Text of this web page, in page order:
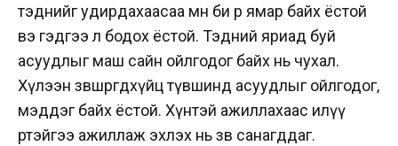
тэднийг удирдахаасаа өмнө би өөрөө ямар байх ёстой
вэ гэдгээ л бодох ёстой. Тэдний яриад буй
асуудлыг маш сайн ойлгодог байх нь чухал.
Хүлээн зөвшөөрөгдөхүйц түвшинд асуудлыг ойлгодог,
мэддэг байх ёстой. Хүнтэй ажиллахаас илүү
өөртэйгээ ажиллаж эхлэх нь зөв санагддаг.